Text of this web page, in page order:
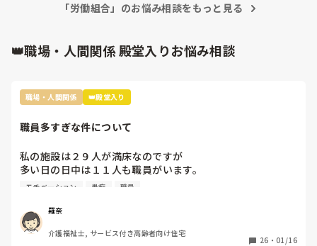
ていただくと、接骨院の場合、急性疾患の場合は保険適用がで
も左腕や右肩、右足が痛いということであれば、場合によって
は慢性疾患という扱いになる可能性があり、その場合は保険適
「労働組合」のお悩み相談をもっと見る
👑職場・人間関係 殿堂入りお悩み相談
職場・人間関係 👑殿堂入り
職員多すぎな件について
私の施設は２９人が満床なのですが
多い日の日中は１１人も職員がいます。
なので暇すぎて仕事内容がないです。
掃除担当がされるのですが、介護側の職員のすることもない
ため廊下の掃除や壁拭き、手すり消毒などの掃除をしていま
す。
モチベーション 愚痴 職員
羅奈
介護福祉士, サービス付き高齢者向け住宅
26 ・ 01/16